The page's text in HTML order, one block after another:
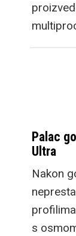
Palac
Ultra
Nakon
s